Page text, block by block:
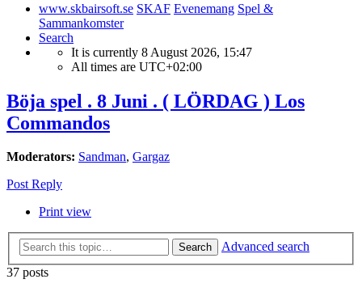
www.skbairsoft.se SKAF Evenemang Spel &
Sammankomster
Search
It is currently 8 August 2026, 15:47
All times are UTC+02:00
Böja spel . 8 Juni . ( LÖRDAG ) Los
Commandos
Moderators: Sandman, Gargaz
Post Reply
Print view
Search
Advanced search
37 posts